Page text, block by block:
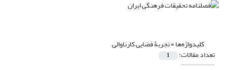
کلیدواژه‌ها =تجربۀ فضایی کارناوالی
تعداد مقالات: 1